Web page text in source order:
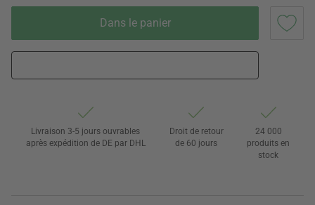
Dans le panier
Livraison 3-5 jours ouvrables
après expédition de DE par DHL
Droit de retour
de 60 jours
24 000
produits en
stock